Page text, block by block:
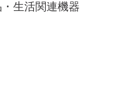
生活関連機器